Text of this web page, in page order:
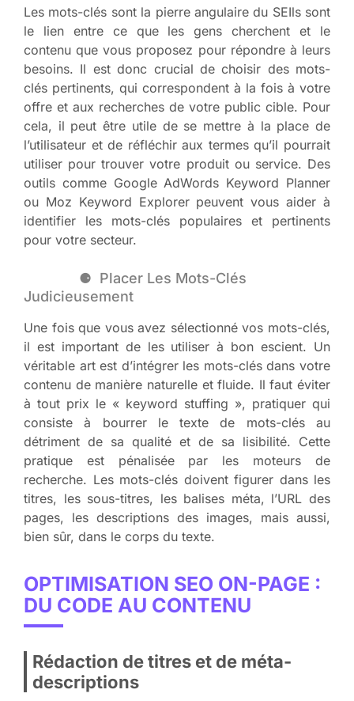
Les mots-clés sont la pierre angulaire du SEIls sont
le lien entre ce que les gens cherchent et le
contenu que vous proposez pour répondre à leurs
besoins. Il est donc crucial de choisir des mots-
clés pertinents, qui correspondent à la fois à votre
offre et aux recherches de votre public cible. Pour
cela, il peut être utile de se mettre à la place de
l’utilisateur et de réfléchir aux termes qu’il pourrait
utiliser pour trouver votre produit ou service. Des
outils comme Google AdWords Keyword Planner
ou Moz Keyword Explorer peuvent vous aider à
identifier les mots-clés populaires et pertinents
pour votre secteur.
Placer Les Mots-Clés
Judicieusement
Une fois que vous avez sélectionné vos mots-clés,
il est important de les utiliser à bon escient. Un
véritable art est d’intégrer les mots-clés dans votre
contenu de manière naturelle et fluide. Il faut éviter
à tout prix le « keyword stuffing », pratiquer qui
consiste à bourrer le texte de mots-clés au
détriment de sa qualité et de sa lisibilité. Cette
pratique est pénalisée par les moteurs de
recherche. Les mots-clés doivent figurer dans les
titres, les sous-titres, les balises méta, l’URL des
pages, les descriptions des images, mais aussi,
bien sûr, dans le corps du texte.
OPTIMISATION SEO ON-PAGE :
DU CODE AU CONTENU
Rédaction de titres et de méta-
descriptions